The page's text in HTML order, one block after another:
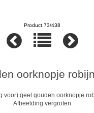
Product 73/438
geel gouden oorknopje
Afbeelding vergroten